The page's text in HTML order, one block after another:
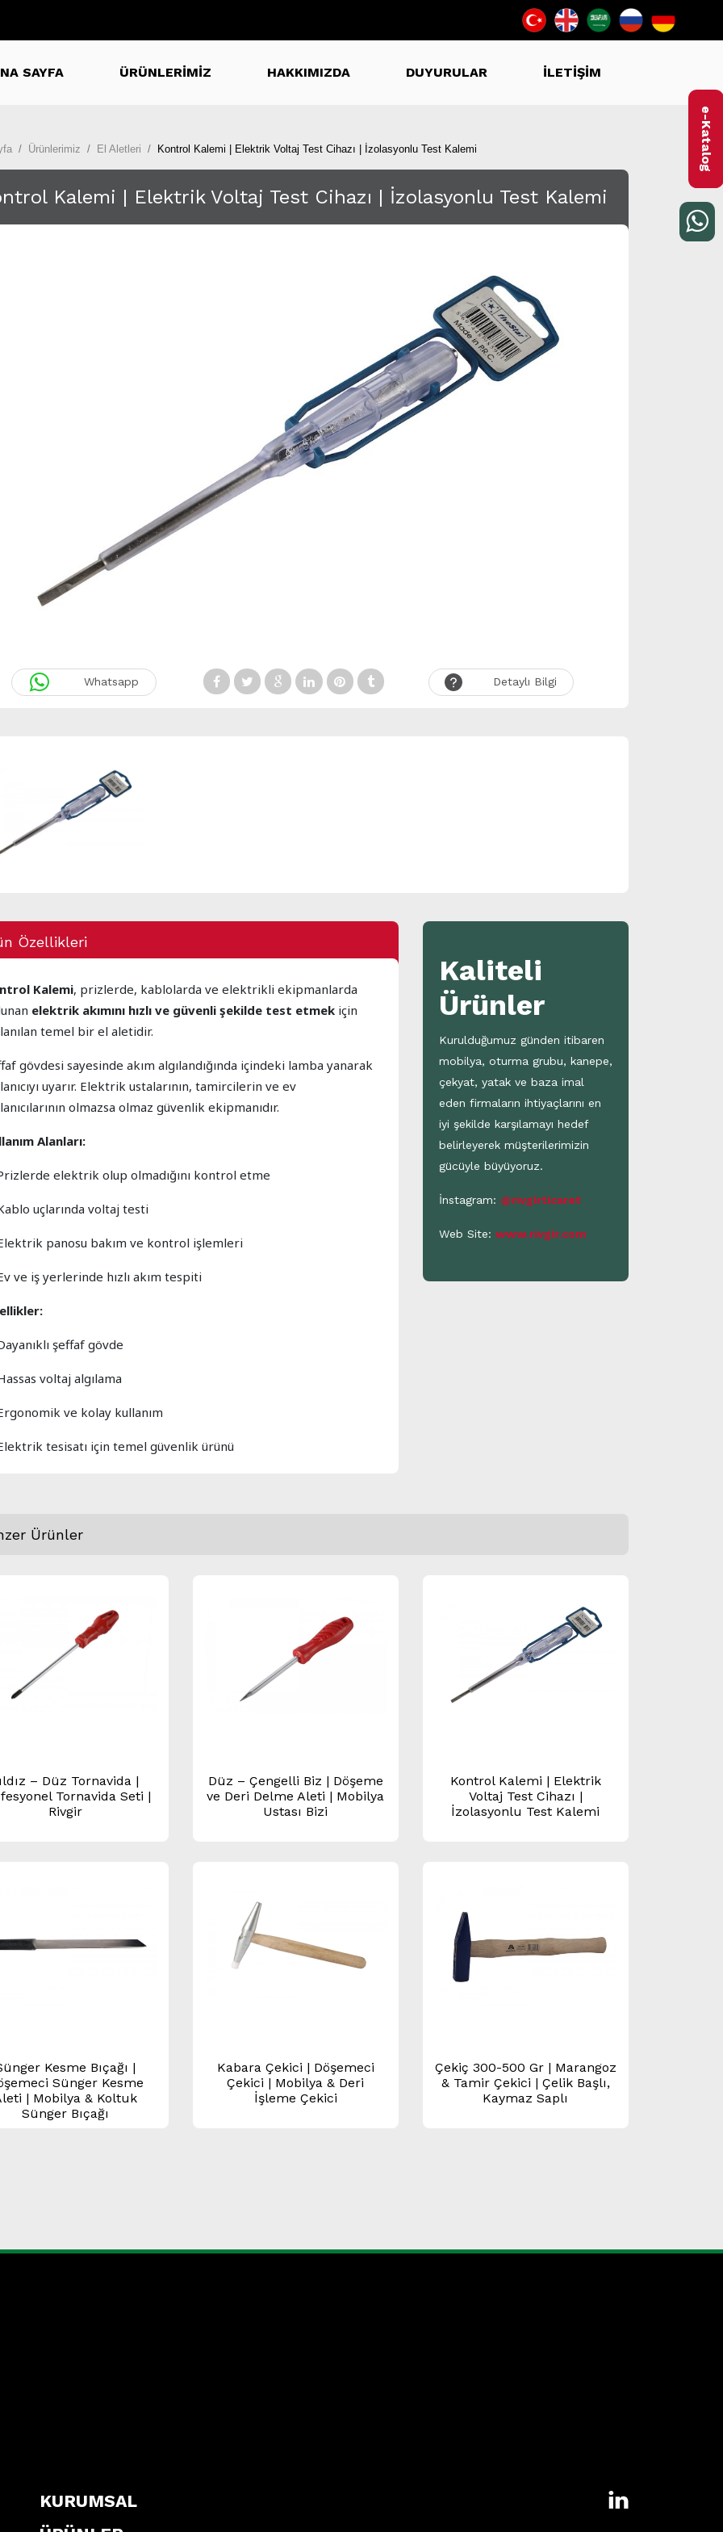
SAYFA ÜRÜNLERİMİZ HAKKIMIZDA DUYURULAR İLETİŞİM
Ürünlerimiz El Aletleri Kontrol Kalemi | Elektrik Voltaj Test Cihazı | İzolasyonlu Test Kalemi
Kalemi | Elektrik Voltaj Test Cihazı | İzolasyonlu Test Kalemi
Whatsapp Detaylı Bilgi
Özellikleri
Kalemi, prizlerde, kablolarda ve elektrikli ekipmanlarda
elektrik akımını hızlı ve güvenli şekilde test etmek için
temel bir el aletidir.
gövdesi sayesinde akım algılandığında içindeki lamba yanarak
uyarır. Elektrik ustalarının, tamircilerin ve ev
olmazsa olmaz güvenlik ekipmanıdır.
Alanları:
elektrik olup olmadığını kontrol etme
uçlarında voltaj testi
panosu bakım ve kontrol işlemleri
ve iş yerlerinde hızlı akım tespiti
şeffaf gövde
voltaj algılama
ve kolay kullanım
tesisatı için temel güvenlik ürünü
Kaliteli
Ürünler
Kurulduğumuz günden itibaren
mobilya, oturma grubu, kanepe,
çekyat, yatak ve baza imal
eden firmaların ihtiyaçlarını en
iyi şekilde karşılamayı hedef
belirleyerek müşterilerimizin
gücüyle büyüyoruz.
İnstagram: @rivgirticaret
Web Site: www.rivgir.com
Ürünler
– Düz Tornavida |
Tornavida Seti |
Rivgir
Düz – Çengelli Biz | Döşeme
ve Deri Delme Aleti | Mobilya
Ustası Bizi
Kontrol Kalemi | Elektrik
Voltaj Test Cihazı |
İzolasyonlu Test Kalemi
Kesme Bıçağı |
Sünger Kesme
| Mobilya & Koltuk
Sünger Bıçağı
Kabara Çekici | Döşemeci
Çekici | Mobilya & Deri
İşleme Çekici
Çekiç 300-500 Gr | Marangoz
& Tamir Çekici | Çelik Başlı,
Kaymaz Saplı
KURUMSAL
e-Katalog